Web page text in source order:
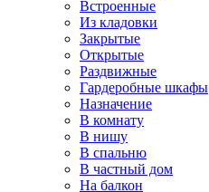
Встроенные
Из кладовки
Закрытые
Открытые
Раздвижные
Гардеробные шкафы
Назначение
В комнату
В нишу
В спальню
В частный дом
На балкон